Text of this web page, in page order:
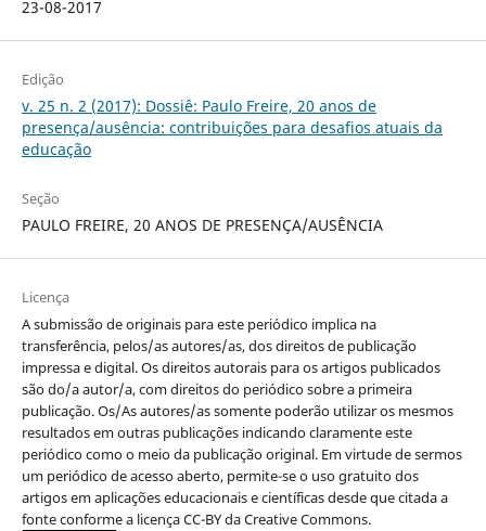
23-08-2017
Edição
v. 25 n. 2 (2017): Dossiê: Paulo Freire, 20 anos de
presença/ausência: contribuições para desafios atuais da
educação
Seção
PAULO FREIRE, 20 ANOS DE PRESENÇA/AUSÊNCIA
Licença
A submissão de originais para este periódico implica na
transferência, pelos/as autores/as, dos direitos de publicação
impressa e digital. Os direitos autorais para os artigos publicados
são do/a autor/a, com direitos do periódico sobre a primeira
publicação. Os/As autores/as somente poderão utilizar os mesmos
resultados em outras publicações indicando claramente este
periódico como o meio da publicação original. Em virtude de sermos
um periódico de acesso aberto, permite-se o uso gratuito dos
artigos em aplicações educacionais e científicas desde que citada a
fonte conforme a licença CC-BY da Creative Commons.